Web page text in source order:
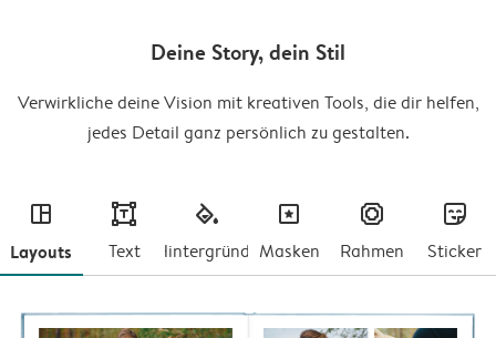
Deine Story, dein Stil
Verwirkliche deine Vision mit kreativen Tools, die dir helfen,
jedes Detail ganz persönlich zu gestalten.
layout
Layouts
text
Text
fill
Hintergründe
masks
Masken
frames
Rahmen
stickers
Sticker